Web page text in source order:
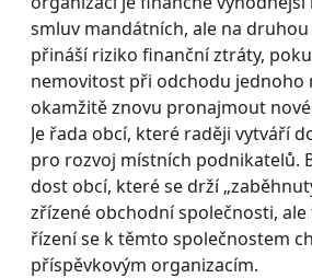
smluv mandátních, ale na
přináší riziko finanční ztráty,
nemovitost při odchodu jednoho
okamžitě znovu pronajmout
Je řada obcí, které raději vytváří
pro rozvoj místních podnikatelů.
dost obcí, které se drží
zřízené obchodní společnosti,
řízení se k těmto společnostem
příspěvkovým organizacím.